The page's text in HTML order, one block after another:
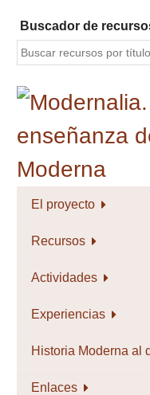
contenido
principal
Buscador de
El proyecto
Recursos
Actividades
Experiencias
Historia Moderna al
Enlaces